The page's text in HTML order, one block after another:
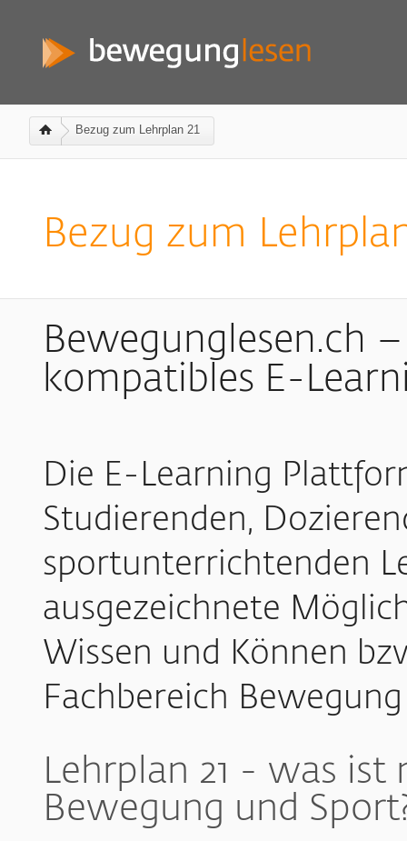
Bezug zum Lehrplan 21
Bezug zum
Bewegunglesen.ch
kompatibles E-
Die E-Learning
Studierenden,
sportunterrichtenden
ausgezeichnete
Wissen und Können
Fachbereich
Lehrplan 21 - was
Bewegung und